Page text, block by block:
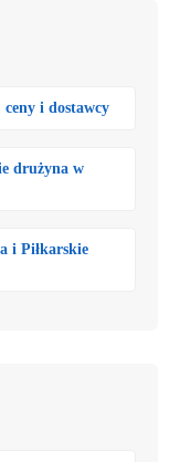
i dostawcy
drużyna w
i Piłkarskie